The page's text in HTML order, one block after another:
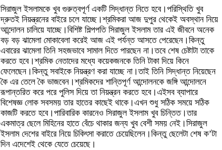
সিরাজুল ইসলামকে খুব গুরুত্বপূর্ণ একটি সিদ্ধান্ত নিতে হবে।পরিস্থিতি খুব
দ্রুতই নিয়ন্ত্রনের বাইরে চলে যাচ্ছে।শ্রমিকরা আজ দুপুর থেকেই অবস্থান নিয়ে
আন্দোলন চালিয়ে যাচ্ছে।বিশিষ্ট শিল্পপতি সিরাজুল ইসলাম তার এই জীবনে অনেক
বড় বড় ঝামেলা মোকাবেলা করেই আজ এই পর্যন্ত আসতে পেরেছেন।কিন্তু
এবারের ঝামেলা তিনি সহজভাবে সামাল দিতে পারছেন না।তবে শেষ চেষ্টাটা তাকে
করতে হবে।শ্রমিক নেতাদের মধ্যে কয়েকজনকে তিনি টাকা দিয়ে কিনে
ফেলেছেন।কিন্তু সবাইকে নিয়ন্ত্রণ করা যাচ্ছে না।তাই তিনি সিদ্ধান্ত নিয়েছেন
কৈ এর তেলে কৈ ভাজবেন।শ্রমিকদের শান্তিপূর্ণ আন্দোলনকে জঙ্গি আন্দোলনে
রূপান্তরিত করে পরে পুলিস দিয়ে তা নিয়ন্ত্রন করতে হবে।এইসব ব্যাপারে
বিশেষজ্ঞ লোক সবসময় তার হাতের কাছেই থাকে।এখন শুধু সঠিক সময়ে সঠিক
কাজটি করতে হবে।পারিবারিক কারনেও সিরাজুল ইসলাম খুব চিন্তিত।তার
একমাত্র ছেলে মিহিনের হাতে বেঁচে থাকার জন্য খুব বেশী সময় নেই।সিরাজুল
ইসলাম দেশের বাইরে নিয়ে চিকিৎসা করাতে চেয়েছিলেন।কিন্তু ছেলেটা শেষ ক’টা
দিন এদেশেই থেকে যেতে চেয়েছে।